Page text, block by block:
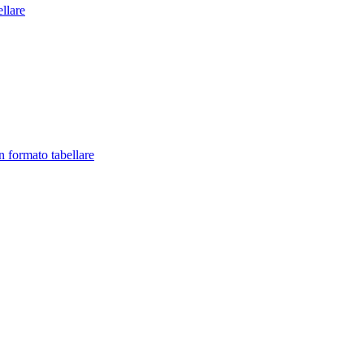
formato tabellare